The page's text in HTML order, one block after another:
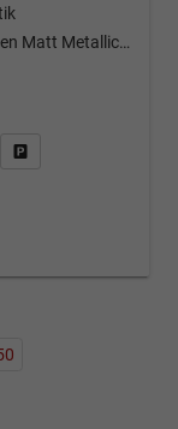
Pine Green Matt Metallic ()
Angebot anfordern
Datei, Fahrzeugexposé